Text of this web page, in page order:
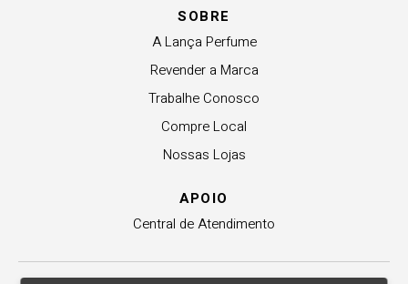
SOBRE
A Lança Perfume
Revender a Marca
Trabalhe Conosco
Compre Local
Nossas Lojas
APOIO
Central de Atendimento